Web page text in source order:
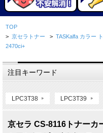
TOP
> 京セラトナー > TASKalfa カラー
2470ci+
注目キーワード
LPC3T38 LPC3T39
京セラ CS-8116トナーカ